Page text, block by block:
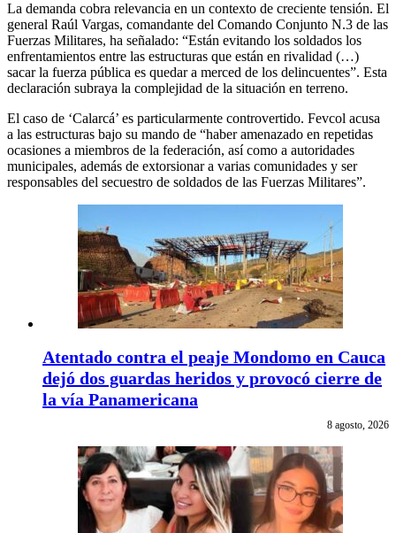
La demanda cobra relevancia en un contexto de creciente tensión. El
general Raúl Vargas, comandante del Comando Conjunto N.3 de las
Fuerzas Militares, ha señalado: “Están evitando los soldados los
enfrentamientos entre las estructuras que están en rivalidad (…)
sacar la fuerza pública es quedar a merced de los delincuentes”. Esta
declaración subraya la complejidad de la situación en terreno.
El caso de ‘Calarcá’ es particularmente controvertido. Fevcol acusa
a las estructuras bajo su mando de “haber amenazado en repetidas
ocasiones a miembros de la federación, así como a autoridades
municipales, además de extorsionar a varias comunidades y ser
responsables del secuestro de soldados de las Fuerzas Militares”.
Atentado contra el peaje Mondomo en Cauca
dejó dos guardas heridos y provocó cierre de
la vía Panamericana
8 agosto, 2026